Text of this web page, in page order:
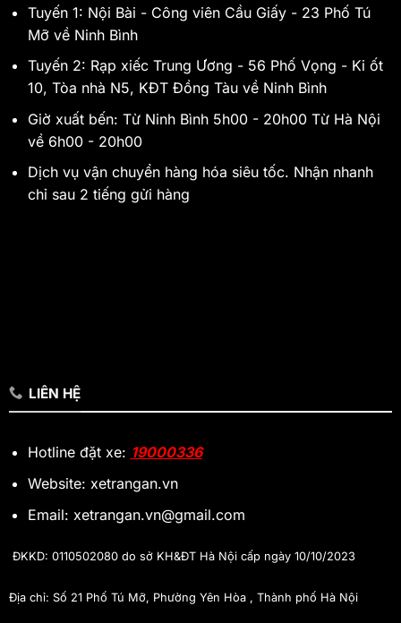
Tuyến 1: Nội Bài - Công viên Cầu Giấy - 23 Phố Tú
Mỡ về Ninh Bình
Tuyến 2: Rạp xiếc Trung Ương - 56 Phố Vọng - Ki ốt
10, Tòa nhà N5, KĐT Đồng Tàu về Ninh Bình
Giờ xuất bến: Từ Ninh Bình 5h00 - 20h00 Từ Hà Nội
về 6h00 - 20h00
Dịch vụ vận chuyển hàng hóa siêu tốc. Nhận nhanh
chỉ sau 2 tiếng gửi hàng
LIÊN HỆ
Hotline đặt xe: 19000336
Website: xetrangan.vn
Email: xetrangan.vn@gmail.com
ĐKKD: 0110502080 do sở KH&ĐT Hà Nội cấp ngày 10/10/2023
Địa chỉ: Số 21 Phố Tú Mỡ, Phường Yên Hòa , Thành phố Hà Nội